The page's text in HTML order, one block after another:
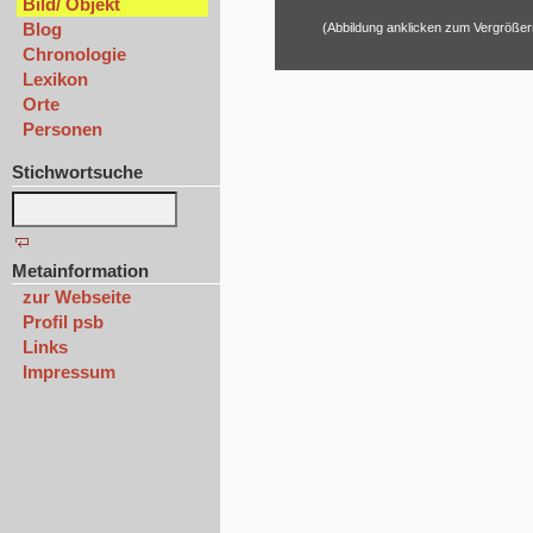
Blog
Chronologie
Lexikon
Orte
Personen
Stichwortsuche
Metainformation
zur Webseite
Profil psb
Links
Impressum
(Abbildung anklicken zum